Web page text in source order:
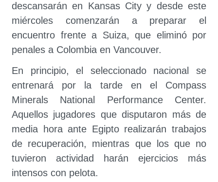
descansarán en Kansas City y desde este
miércoles comenzarán a preparar el
encuentro frente a Suiza, que eliminó por
penales a Colombia en Vancouver.
En principio, el seleccionado nacional se
entrenará por la tarde en el Compass
Minerals National Performance Center.
Aquellos jugadores que disputaron más de
media hora ante Egipto realizarán trabajos
de recuperación, mientras que los que no
tuvieron actividad harán ejercicios más
intensos con pelota.